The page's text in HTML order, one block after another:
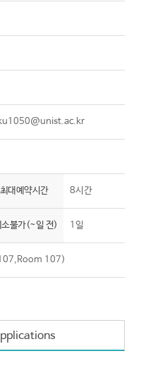
대예약시간 8시간
소불가(~일 전) 1일
107)